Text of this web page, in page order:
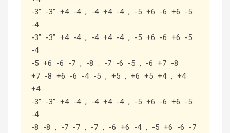
-3” -3” +4 -4 , -4 +4 -4 , -5 +6 -6 +6 -5
-4
-3” -3” +4 -4 , -4 +4 -4 , -5 +6 -6 +6 -5
-4
-5 +6 -6 -7 , -8 . -7 -6 -5 , -6 +7 -8
+7 -8 +6 -6 -4 -5 , +5 , +6 +5 +4 , +4
+4
-3” -3” +4 -4 , -4 +4 -4 , -5 +6 -6 +6 -5
-4
-8 -8 , -7 -7 , -7 , -6 +6 -4 , -5 +6 -6 -7